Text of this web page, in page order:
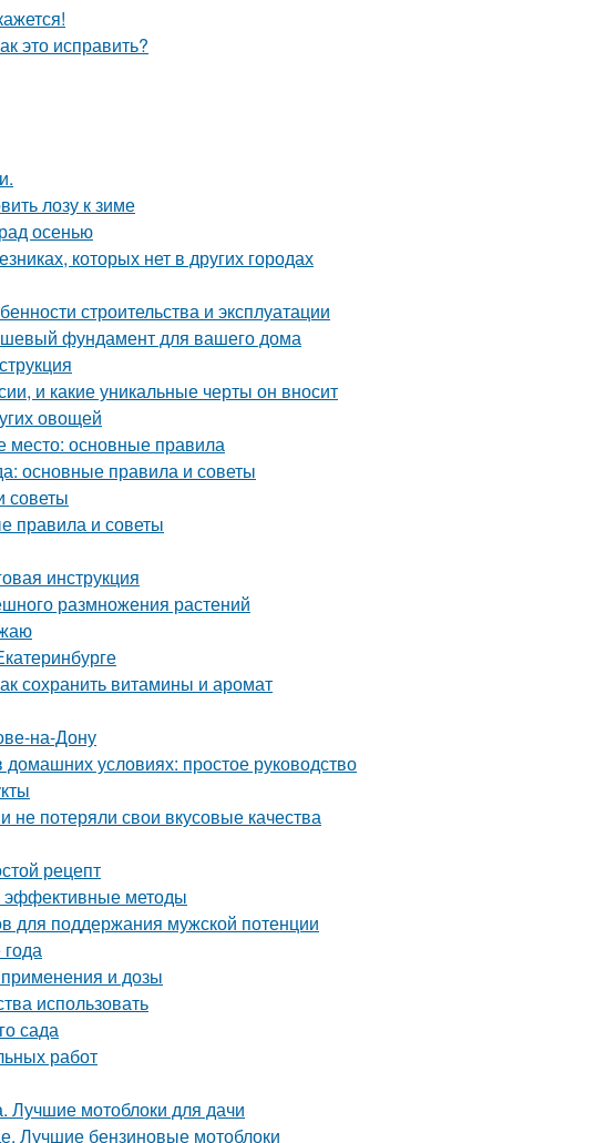
это исправить?
лозу к зиме
осенью
которых нет в других городах
строительства и эксплуатации
фундамент для вашего дома
и какие уникальные черты он вносит
овощей
место: основные правила
основные правила и советы
советы
правила и советы
инструкция
размножения растений
сохранить витамины и аромат
на-Дону
условиях: простое руководство
не потеряли свои вкусовые качества
рецепт
эффективные методы
для поддержания мужской потенции
и дозы
использовать
сада
работ
Лучшие мотоблоки для дачи
Лучшие бензиновые мотоблоки